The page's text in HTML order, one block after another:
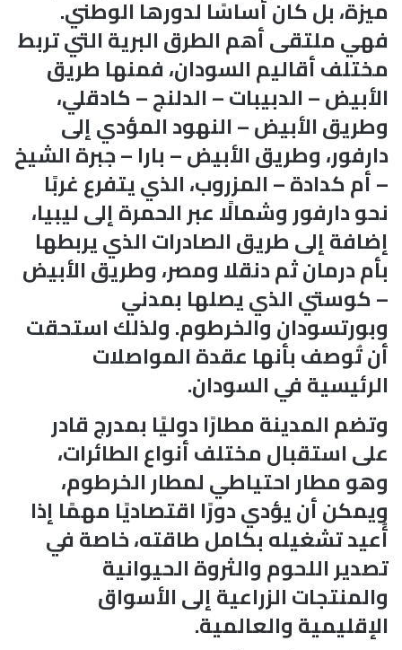
ميزة، بل كان أساسًا لدورها الوطني.
فهي ملتقى أهم الطرق البرية التي تربط
مختلف أقاليم السودان، فمنها طريق
الأبيض – الدبيبات – الدلنج – كادقلي،
وطريق الأبيض – النهود المؤدي إلى
دارفور، وطريق الأبيض – بارا – جبرة الشيخ
– أم كدادة – المزروب، الذي يتفرع غربًا
نحو دارفور وشمالًا عبر الحمرة إلى ليبيا،
إضافة إلى طريق الصادرات الذي يربطها
بأم درمان ثم دنقلا ومصر، وطريق الأبيض
– كوستي الذي يصلها بمدني
وبورتسودان والخرطوم. ولذلك استحقت
أن تُوصف بأنها عقدة المواصلات
الرئيسية في السودان.
وتضم المدينة مطارًا دوليًا بمدرج قادر
على استقبال مختلف أنواع الطائرات،
وهو مطار احتياطي لمطار الخرطوم،
ويمكن أن يؤدي دورًا اقتصاديًا مهمًا إذا
أُعيد تشغيله بكامل طاقته، خاصة في
تصدير اللحوم والثروة الحيوانية
والمنتجات الزراعية إلى الأسواق
الإقليمية والعالمية.